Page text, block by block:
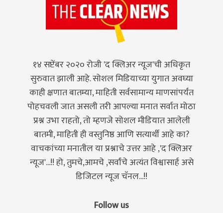
१४ सप्टेंबर २०२० रोजी 'द क्लिअर न्यूज'ची अधिकृत
सुरुवात झाली आहे. सोशल मिडियाच्या युगात अवघ्या
काही क्षणात बातम्या, माहिती सर्वसामान्य माणसांपर्यंत
पोहचवली जात असली तरी आपल्या मनात सर्वात मोठा
प्रश्न उभा राहतो, तो म्हणजे सोशल मीडियात आलेली
बातमी, माहिती ही वस्तुनिष्ठ आणि सत्यार्थी आहे का?
वाचकांच्या मनातील या प्रश्नाचे उत्तर आहे ,'द क्लिअर
न्यूज'...!! हो, तुमचे,आमचे ,सर्वांचे अत्यंत विश्वासार्ह असे
डिजिटल न्यूज चॅनल...!!
Follow us